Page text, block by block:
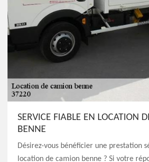
SERVICE FIABLE EN LOCATION
BENNE
Désirez-vous bénéficier une prestation
location de camion benne ? Si votre